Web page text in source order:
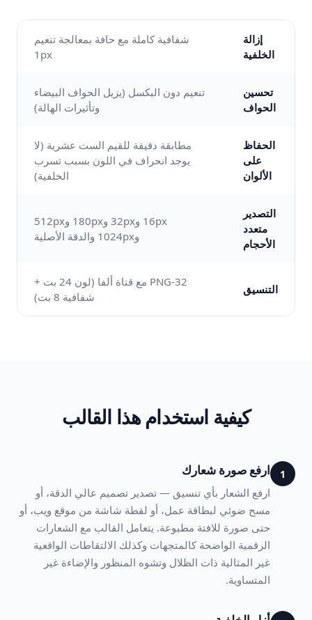
إزالة
الخلفية
شفافية كاملة مع حافة بمعالجة تنعيم
1px
تحسين
الحواف
تنعيم دون البكسل (يزيل الحواف البيضاء
وتأثيرات الهالة)
الحفاظ
على
الألوان
مطابقة دقيقة للقيم الست عشرية (لا
يوجد انحراف في اللون بسبب تسرب
الخلفية)
التصدير
متعدد
الأحجام
16px و32px و180px و512px
و1024px والدقة الأصلية
التنسيق
PNG-32 مع قناة ألفا (لون 24 بت +
شفافية 8 بت)
كيفية استخدام هذا القالب
1 ارفع صورة شعارك
ارفع الشعار بأي تنسيق — تصدير تصميم عالي الدقة، أو
مسح ضوئي لبطاقة عمل، أو لقطة شاشة من موقع ويب، أو
حتى صورة للافتة مطبوعة. يتعامل القالب مع الشعارات
الرقمية الواضحة كالمتجهات وكذلك الالتقاطات الواقعية
غير المثالية ذات الظلال وتشوه المنظور والإضاءة غير
المتساوية.